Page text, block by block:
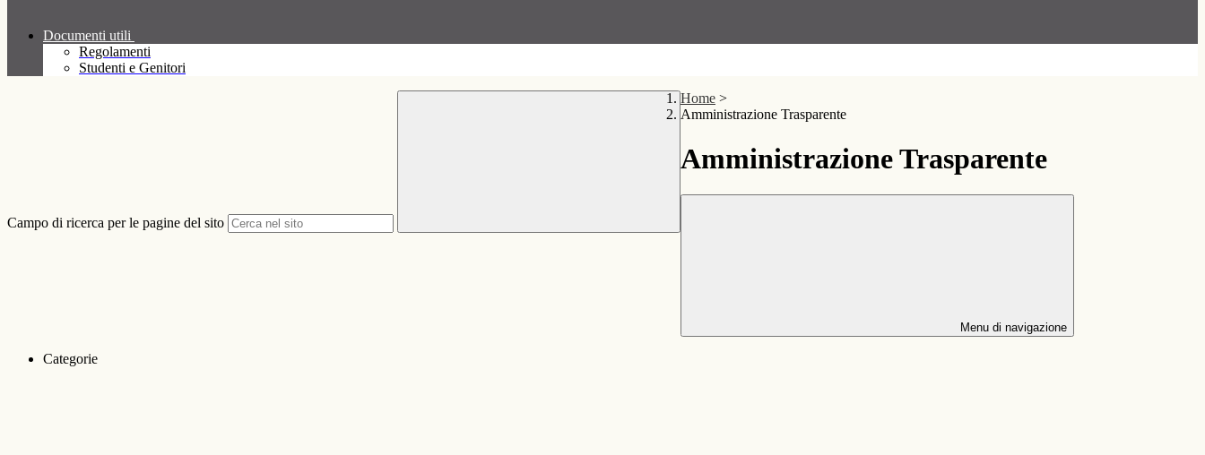
Documenti utili
Regolamenti
Studenti e Genitori
Campo di ricerca per le pagine del sito
Home >
Amministrazione Trasparente
Amministrazione Trasparente
Menu di navigazione
Categorie